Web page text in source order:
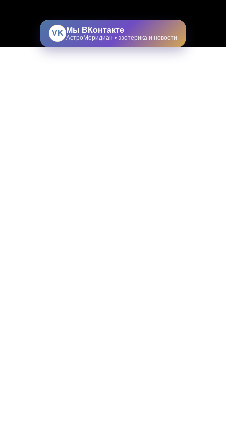
VK Мы ВКонтакте
АстроМеридиан • эзотерика и новости